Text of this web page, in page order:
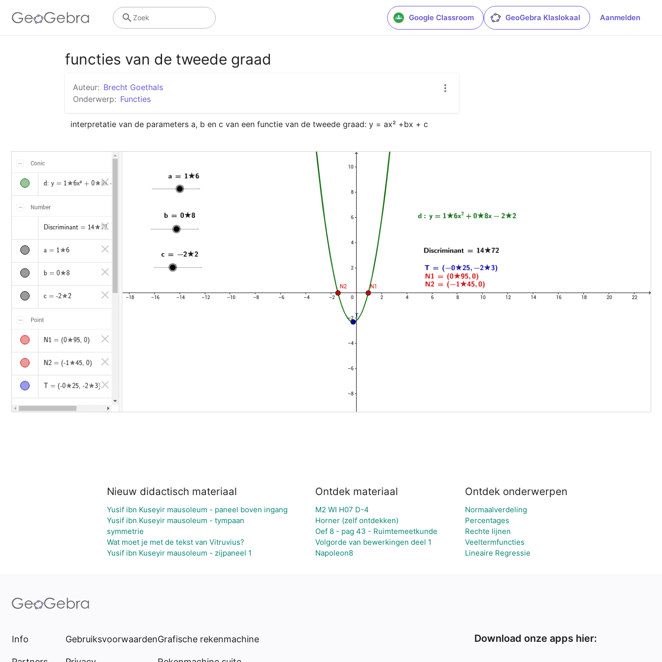
Google Classroom GeoGebra Klaslokaal Aanmelden
Zoek
functies van de tweede graad
Auteur: Brecht Goethals
Onderwerp: Functies
interpretatie van de parameters a, b en c van een functie van de tweede graad: y = ax² +bx + c
Nieuw didactisch materiaal
Yusif ibn Kuseyir mausoleum - paneel boven ingang
Yusif ibn Kuseyir mausoleum - tympaan
symmetrie
Wat moet je met de tekst van Vitruvius?
Yusif ibn Kuseyir mausoleum - zijpaneel 1
Ontdek materiaal
M2 WI H07 D-4
Horner (zelf ontdekken)
Oef 8 - pag 43 - Ruimtemeetkunde
Volgorde van bewerkingen deel 1
Napoleon8
Ontdek onderwerpen
Normaalverdeling
Percentages
Rechte lijnen
Veeltermfuncties
Lineaire Regressie
Info GebruiksvoorwaardenGrafische rekenmachine Download onze apps hier: